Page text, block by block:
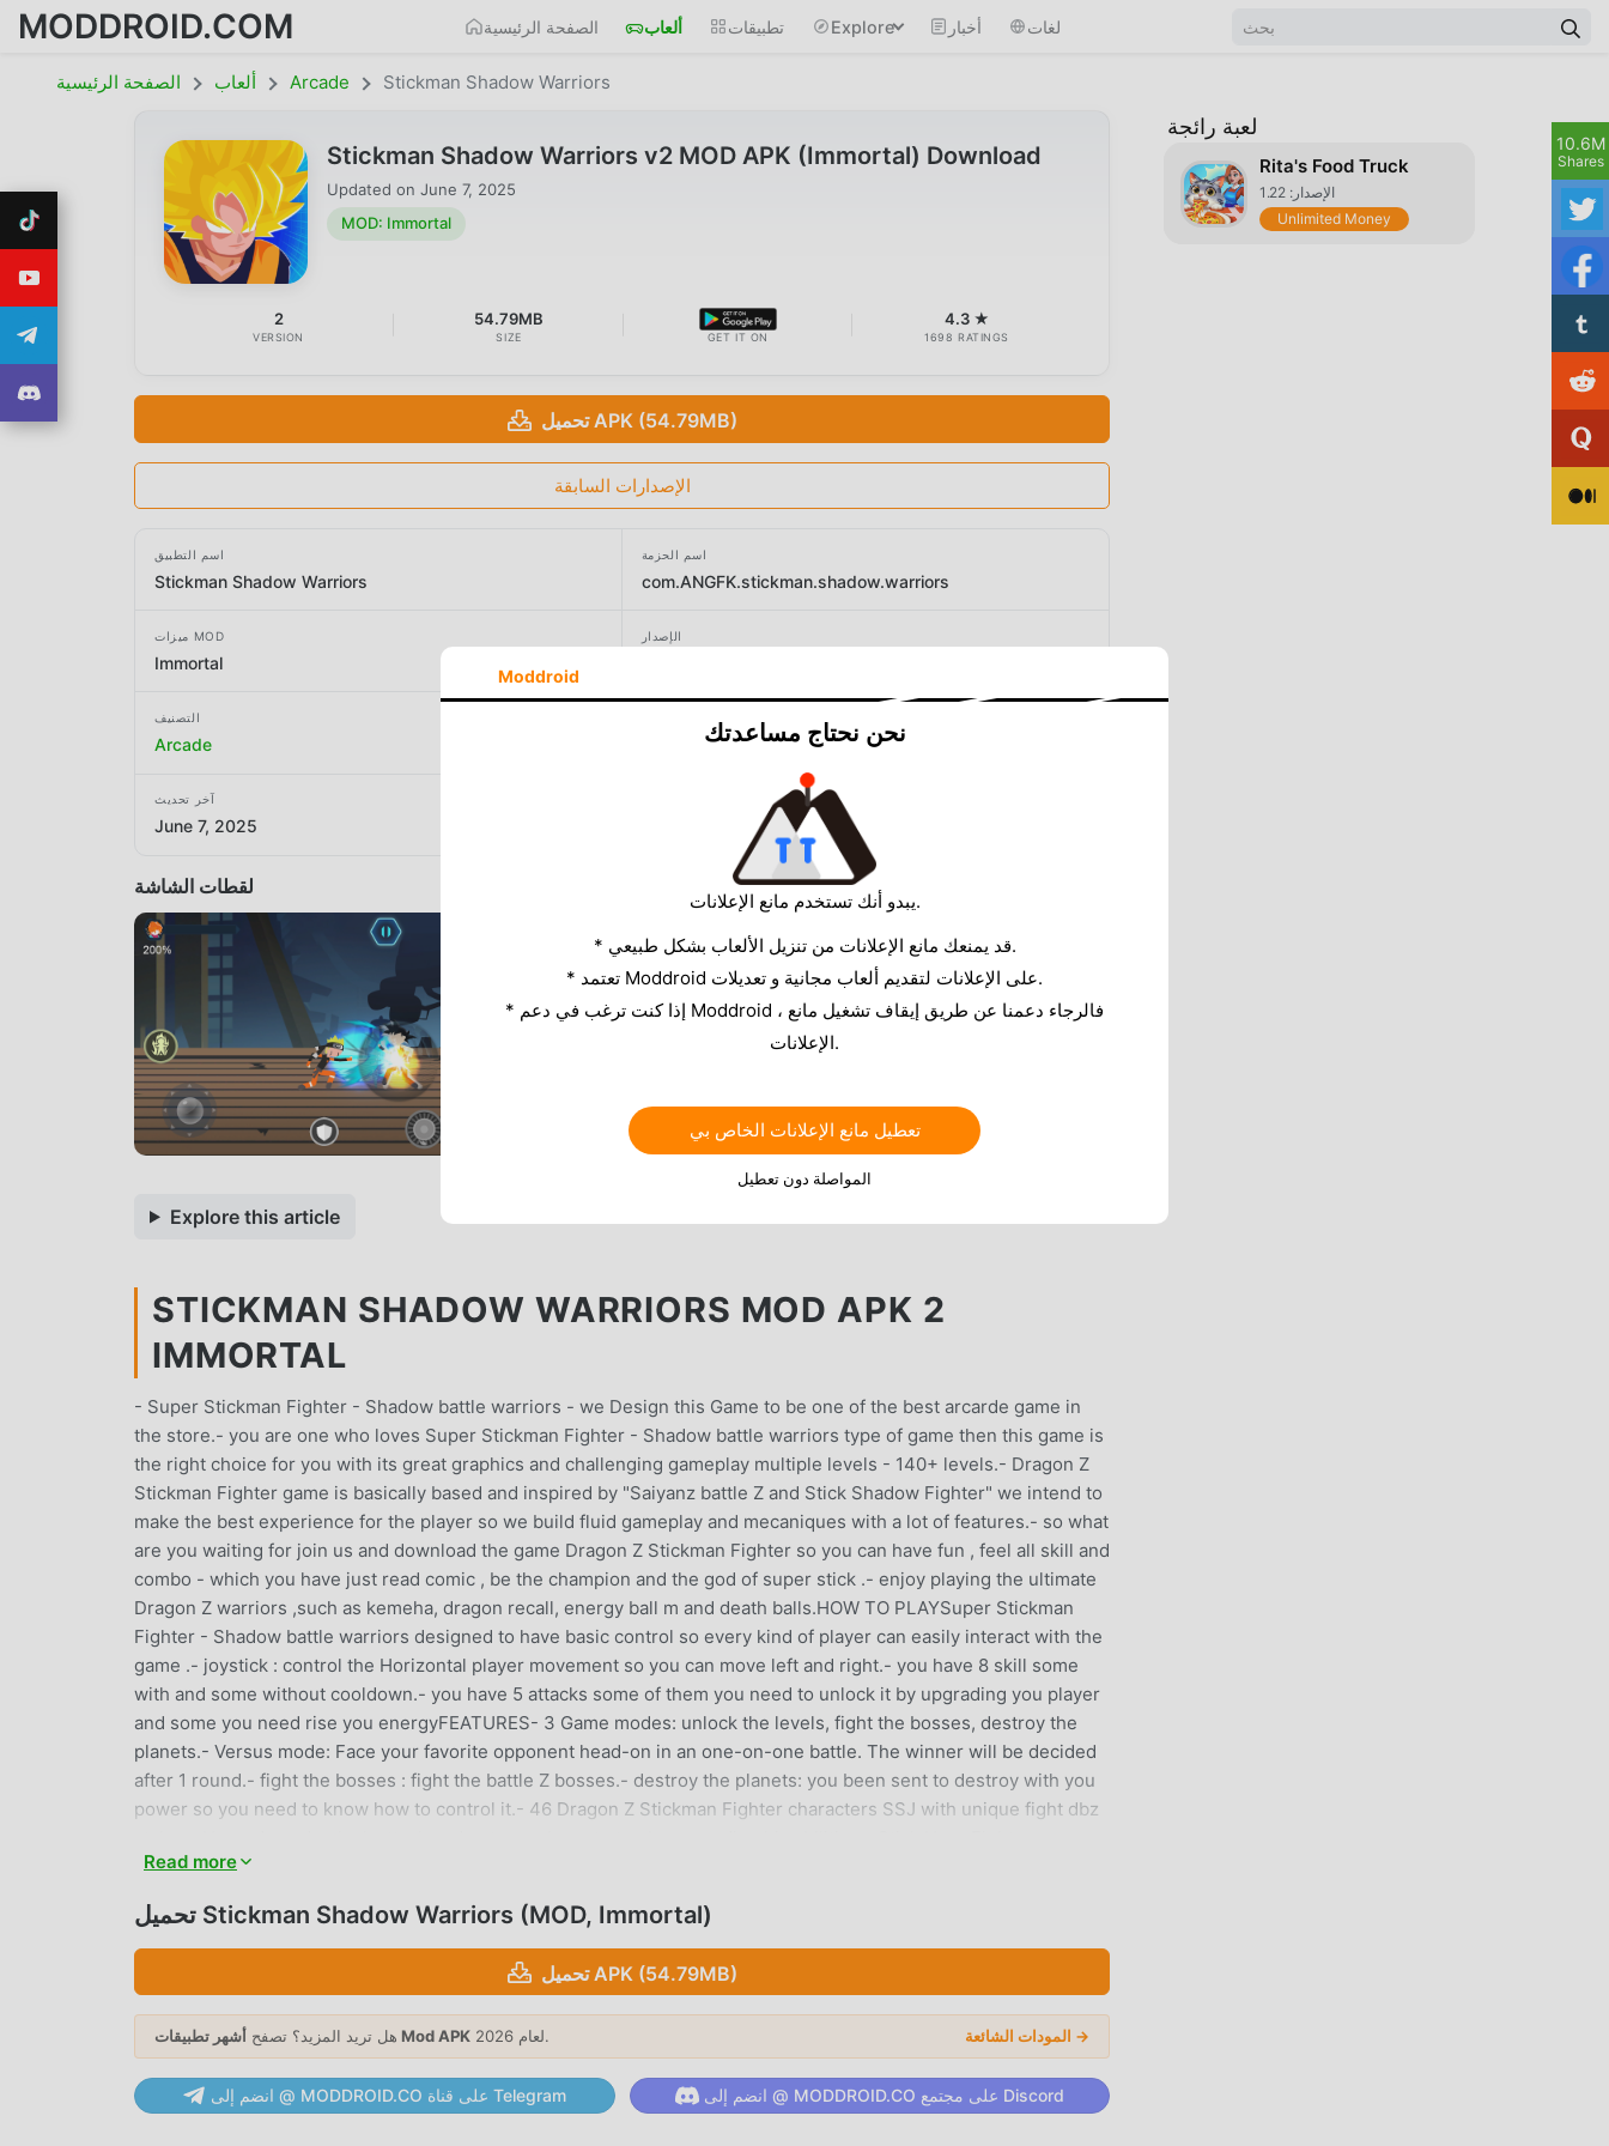
MODDROID.COM الصفحة الرئيسية ألعاب تطبيقات Explore أخبار لغات
الصفحة الرئيسية ألعاب Arcade Stickman Shadow Warriors
Stickman Shadow Warriors v2 MOD APK (Immortal) Download
Updated on June 7, 2025
MOD: Immortal
2
VERSION
54.79MB
SIZE GET IT ON
4.3 ★
1698 RATINGS
تحميل APK (54.79MB)
الإصدارات السابقة
اسم التطبيق
Stickman Shadow Warriors
اسم الحزمة
com.ANGFK.stickman.shadow.warriors
ميزات MOD
Immortal
الإصدار
التصنيف
Arcade ANGFK - APPS and Game For kids
آخر تحديث
June 7, 2025
لقطات الشاشة
Explore this article
STICKMAN SHADOW WARRIORS MOD APK 2
IMMORTAL
- Super Stickman Fighter - Shadow battle warriors - we Design this Game to be one of the best arcarde game in
the store.- you are one who loves Super Stickman Fighter - Shadow battle warriors type of game then this game is
the right choice for you with its great graphics and challenging gameplay multiple levels - 140+ levels.- Dragon Z
Stickman Fighter game is basically based and inspired by "Saiyanz battle Z and Stick Shadow Fighter" we intend to
make the best experience for the player so we build fluid gameplay and mecaniques with a lot of features.- so what
are you waiting for join us and download the game Dragon Z Stickman Fighter so you can have fun , feel all skill and
combo - which you have just read comic , be the champion and the god of super stick .- enjoy playing the ultimate
Dragon Z warriors ,such as kemeha, dragon recall, energy ball m and death balls.HOW TO PLAYSuper Stickman
Fighter - Shadow battle warriors designed to have basic control so every kind of player can easily interact with the
game .- joystick : control the Horizontal player movement so you can move left and right.- you have 8 skill some
with and some without cooldown.- you have 5 attacks some of them you need to unlock it by upgrading you player
and some you need rise you energyFEATURES- 3 Game modes: unlock the levels, fight the bosses, destroy the
planets.- Versus mode: Face your favorite opponent head-on in an one-on-one battle. The winner will be decided
after 1 round.- fight the bosses : fight the battle Z bosses.- destroy the planets: you been sent to destroy with you
power so you need to know how to control it.- 46 Dragon Z Stickman Fighter characters SSJ with unique fight dbz
has the most basic control ever!- Ultra instinct characters.- Easy and Simple to play.- Cool transform Saiyanz.-
instinct (ui), xeno... to become strongest stickman warrior.Download Super Stickman Fighter - Shadow battle
warriors game for free and have fun upgrading and unlocking you favorite characters while playing the game
مقدمة STICKMAN SHADOW WARRIORS
Stickman Shadow Warriors باعتبارها لعبة شائعة جدًا arcade مؤخرًا ، اكتسبت الكثير من المعجبين في جميع أنحاء العالم الذين
يحبون ألعاب arcade. إذا كنت ترغب في تنزيل هذه اللعبة ، كأكبر موقع لتنزيل الألعاب المجانية APK في العالم - moddroid هو خيارك
الأفضل. لا يوفر لك moddroid أحدث إصدار من Stickman Shadow Warriors 2 مجانًا ، ولكنه يوفر أيضًا Immortal mod مجانًا ، مما
Read more
تحميل Stickman Shadow Warriors (MOD, Immortal)
تحميل APK (54.79MB)
هل تريد المزيد؟ تصفح أشهر تطبيقات Mod APK لعام 2026. المودات الشائعة →
انضم إلى @ MODDROID.CO على قناة Telegram انضم إلى @ MODDROID.CO على مجتمع Discord
لعبة رائجة
Rita's Food Truck
الإصدار: 1.22
Unlimited Money
Moddroid
نحن نحتاج مساعدتك
يبدو أنك تستخدم مانع الإعلانات.
* قد يمنعك مانع الإعلانات من تنزيل الألعاب بشكل طبيعي.
* تعتمد Moddroid على الإعلانات لتقديم ألعاب مجانية و تعديلات.
* إذا كنت ترغب في دعم Moddroid ، فالرجاء دعمنا عن طريق إيقاف تشغيل مانع
الإعلانات.
تعطيل مانع الإعلانات الخاص بي
المواصلة دون تعطيل
10.6M
Shares